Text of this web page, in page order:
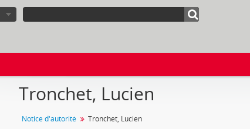
Tronchet, Lucien
Notice d'autorité Tronchet, Lucien